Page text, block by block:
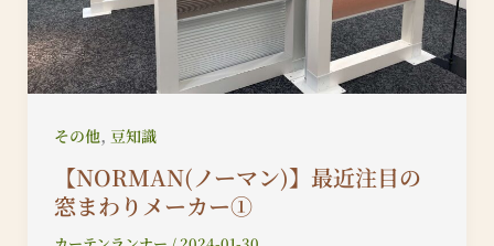
その他, 豆知識
【NORMAN(ノーマン)】最近注目の
窓まわりメーカー①